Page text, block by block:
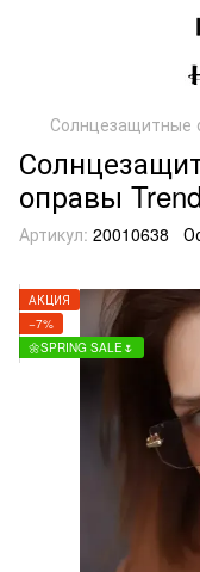
Солнцезащитные
оправы
Артикул: 20010638
АКЦИЯ
−7%
🌼SPRING SALE🌷